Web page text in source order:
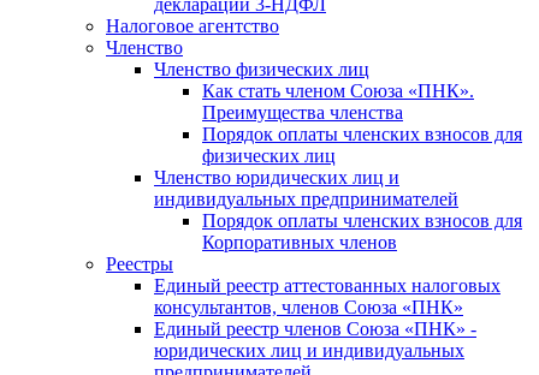
декларации 3-НДФЛ
Налоговое агентство
Членство
Членство физических лиц
Как стать членом Союза «ПНК».
Преимущества членства
Порядок оплаты членских взносов для
физических лиц
Членство юридических лиц и
индивидуальных предпринимателей
Порядок оплаты членских взносов для
Корпоративных членов
Реестры
Единый реестр аттестованных налоговых
консультантов, членов Союза «ПНК»
Единый реестр членов Союза «ПНК» -
юридических лиц и индивидуальных